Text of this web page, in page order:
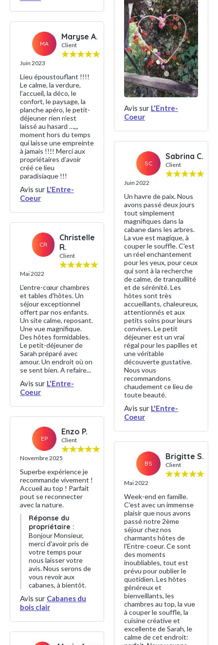
MA
Maryse A.
Client
Juin 2023
Lieu époustouflant !!!!
Le calme, la verdure,
l’accueil, la déco, le
confort, le paysage, la
planche apéro, le petit-
déjeuner rien n’est
laissé au hasard …,,,
moment hors du temps
qui laisse une empreinte
à jamais !!!! Merci aux
propriétaires d’avoir
créé ce lieu
paradisiaque !!!
Avis sur L'Entre-
Coeur
CR
Christelle
R.
Client
Mai 2022
L'entre-cœur chambres
et tables d'hôtes. Un
séjour exceptionnel
offert par nos enfants.
Un site calme, reposant.
Une vue magnifique.
Des hôtes formidables.
Le petit-déjeuner de
Sarah préparé avec
amour. Un endroit où on
se sent bien. A refaire...
Avis sur L'Entre-
Coeur
EP
Enzo P.
Client
Novembre 2025
Superbe expérience je
recommande vivement !
Accueil au top ! Parfait
pout se reconnecter
avec la nature.
Réponse du
propriétaire :
Bonjour Monsieur,
merci d'avoir pris de
votre temps pour
nous laisser votre
avis. Nous serons de
vous revoir aux
cabanes, à bientôt.
Avis sur Cabanes du
bois clair
Avis sur L'Entre-
Coeur
SC
Sabrina C.
Client
Juin 2022
Un havre de paix. Nous
avons passé deux jours
tout simplement
magnifiques dans la
cabane dans les arbres.
La vue est magique, à
couper le souffle. C'est
un réel enchantement
pour les yeux, pour ceux
qui sont à la recherche
de calme, de tranquillité
et de sérénité. Les
hôtes sont très
accueillants, chaleureux,
attentionnés et aux
petits soins pour leurs
convives. Le petit
déjeuner est un vrai
régal pour les papilles et
une véritable
découverte gustative.
Nous vous
recommandons
chaudement ce lieu de
toute beauté.
Avis sur L'Entre-
Coeur
BS
Brigitte S.
Client
Mai 2022
Week-end en famille.
C'est avec un immense
plaisir que nous avons
passé notre 2ème
séjour chez nos
charmants hôtes de
l'Entre-coeur. Ce sont
des moments
inoubliables, tout est
prévu pour oublier le
quotidien. Les hôtes
généreux et
bienveillants, les
chambres au top, la vue
à couper le souffle, la
cuisine créative et
excellente de Sarah, le
calme de cet endroit: